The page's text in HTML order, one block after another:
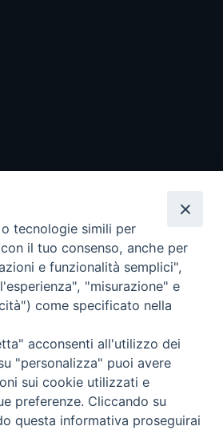
- Tutti i diritti riservati - Vita
Torna
tecnologie simili per
il tuo consenso, anche per
e funzionalità semplici",
"misurazione" e
come specificato nella
acconsenti all'utilizzo dei
"personalizza" puoi avere
sui cookie utilizzati e
preferenze. Cliccando su
questa informativa proseguirai